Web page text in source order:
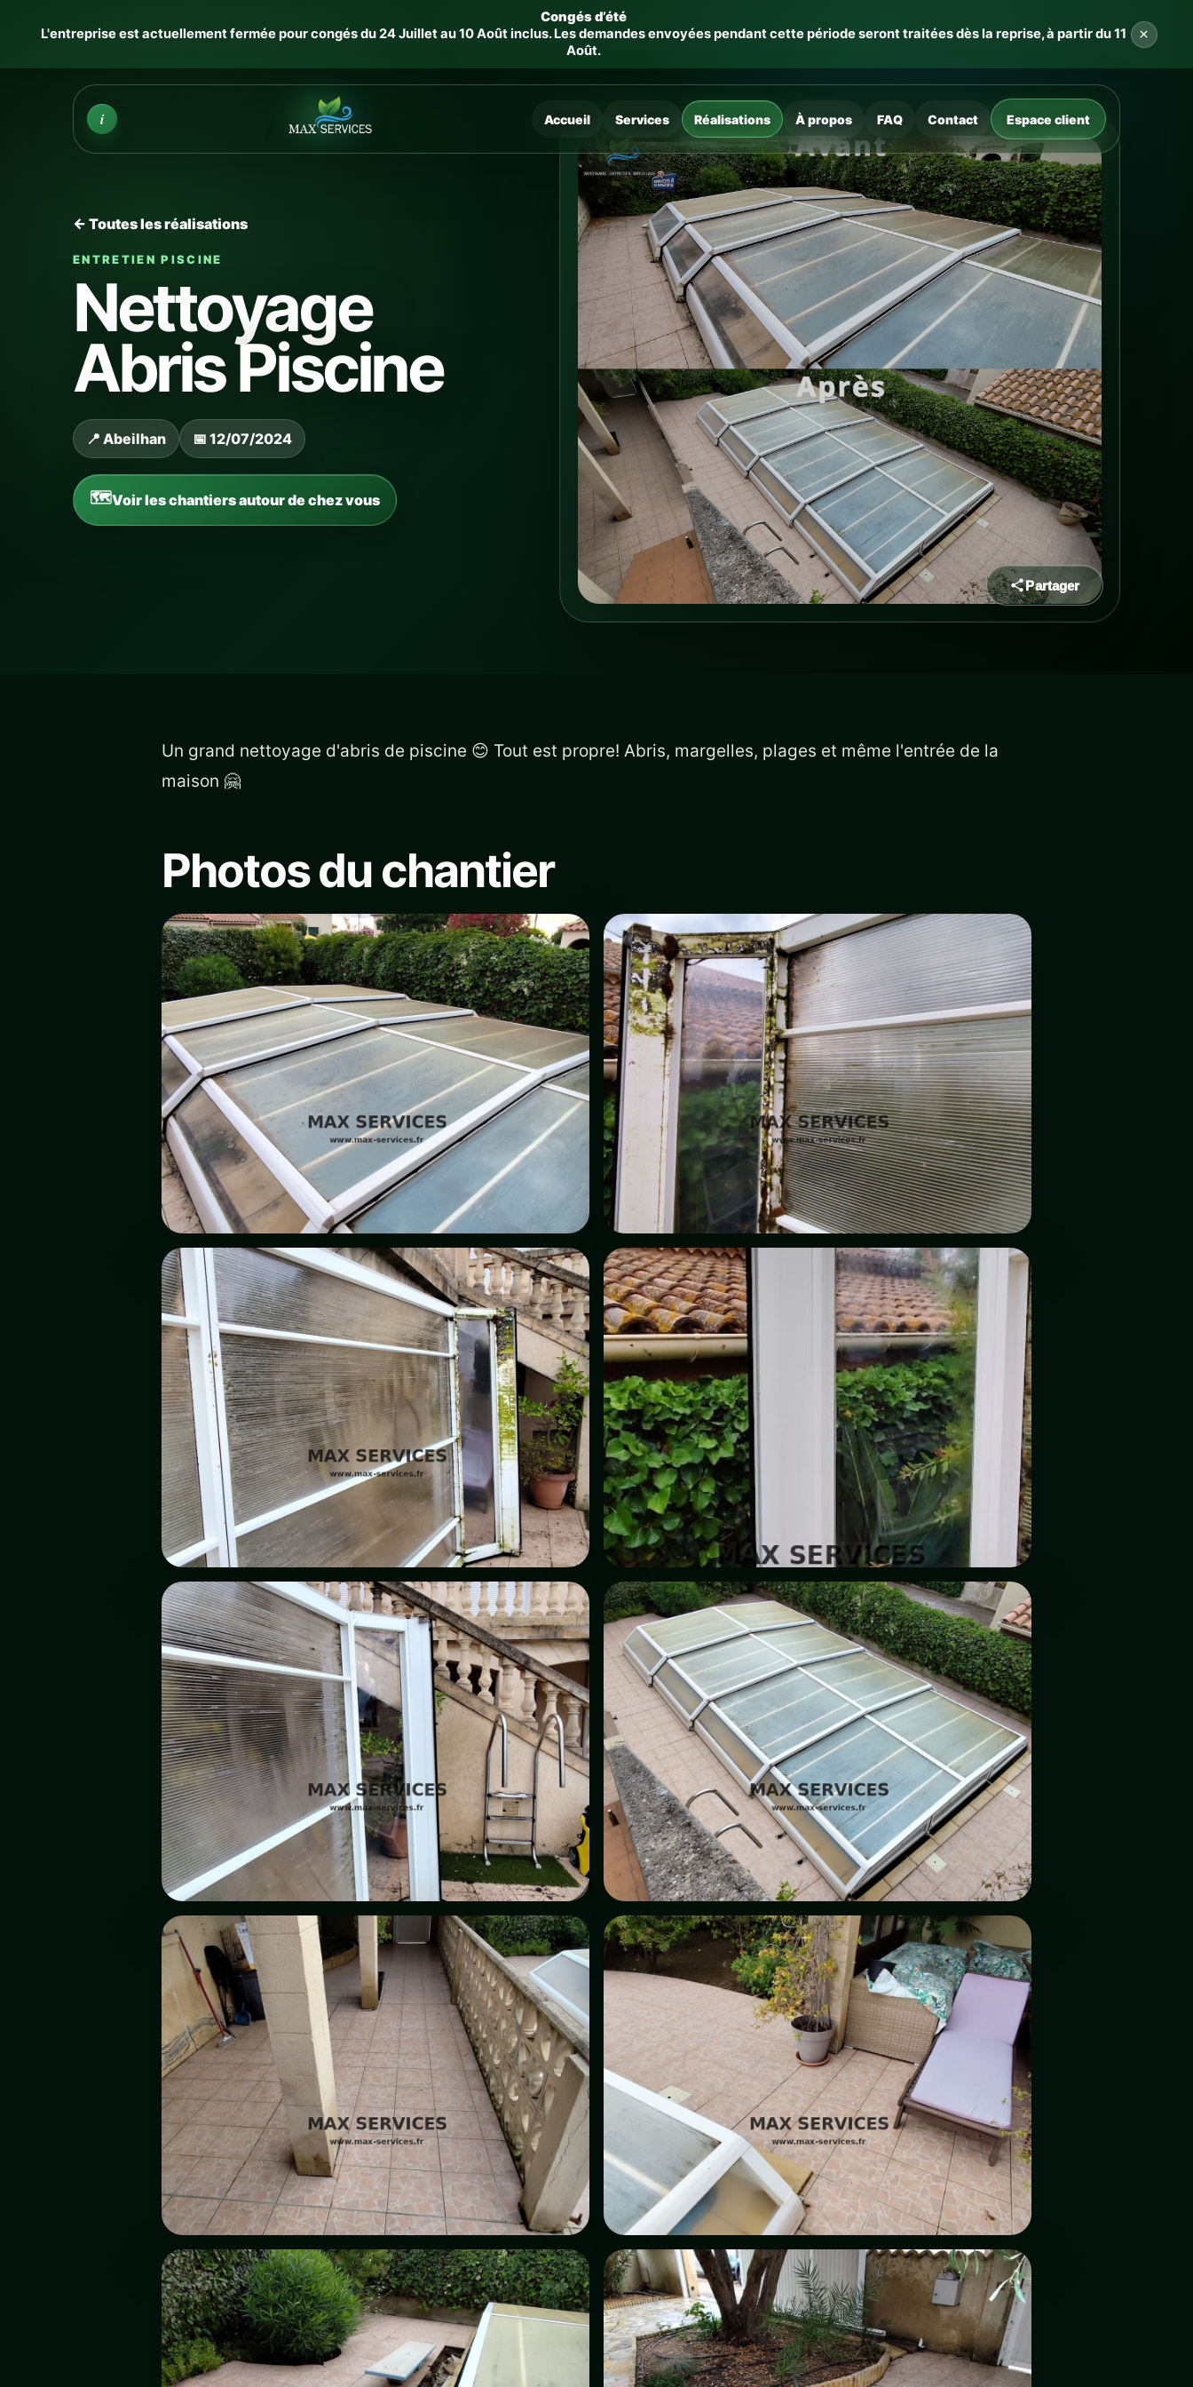
i
Infos Accueil Services Réalisations À propos FAQ Contact Espace client
Congés d’été
L'entreprise est actuellement fermée pour congés du 24 Juillet au 10 Août inclus. Les demandes envoyées pendant cette période seront traitées dès la reprise, à partir du 11
Août.
×
← Toutes les réalisations
ENTRETIEN PISCINE
Nettoyage
Abris Piscine
📍 Abeilhan 📅 12/07/2024
Voir les chantiers autour de chez vous
Partager
Un grand nettoyage d'abris de piscine 😊 Tout est propre! Abris, margelles, plages et même l'entrée de la
maison 🤗
Photos du chantier